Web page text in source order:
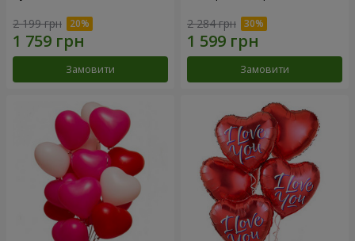
2 199 грн
Замовити
2 284 грн
Замовити